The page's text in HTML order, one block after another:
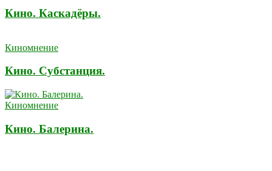
Кино. Каскадёры.
Киномнение
Кино. Субстанция.
Киномнение
Кино. Балерина.